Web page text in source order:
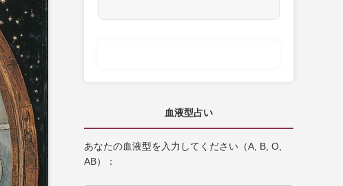
血液型占い
あなたの血液型を入力してください（A, B, O,
AB）：